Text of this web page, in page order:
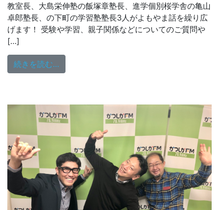
教室長、大島栄伸塾の飯塚章塾長、進学個別桜学舎の亀山
卓郎塾長、の下町の学習塾塾長3人がよもやま話を繰り広
げます！ 受験や学習、親子関係などについてのご質問や
[…]
続きを読む…